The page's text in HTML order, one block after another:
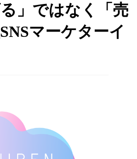
」ではなく「売
マーケターイ